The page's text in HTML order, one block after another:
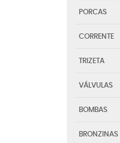
PORCAS
CORRENTE
TRIZETA
VÁLVULAS
BOMBAS
BRONZINAS